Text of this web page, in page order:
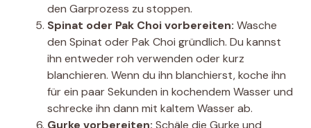
den Garprozess zu stoppen.
Spinat oder Pak Choi vorbereiten: Wasche
den Spinat oder Pak Choi gründlich. Du kannst
ihn entweder roh verwenden oder kurz
blanchieren. Wenn du ihn blanchierst, koche ihn
für ein paar Sekunden in kochendem Wasser und
schrecke ihn dann mit kaltem Wasser ab.
Gurke vorbereiten: Schäle die Gurke und